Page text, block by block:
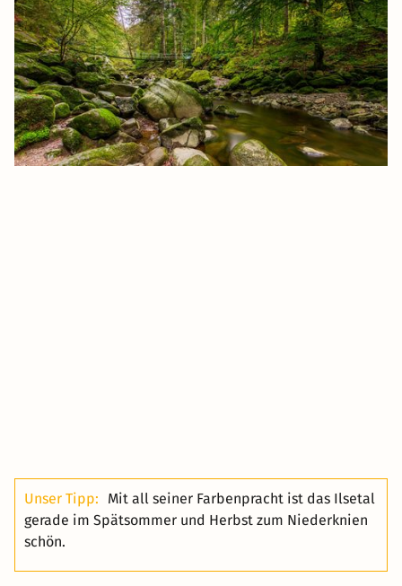
Unser Tipp:
Mit all seiner Farbenpracht ist das Ilsetal
gerade im Spätsommer und Herbst zum Niederknien
schön.